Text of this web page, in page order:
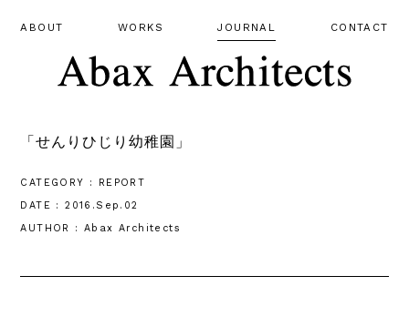
ABOUT WORKS JOURNAL CONTACT
「せんりひじり幼稚園」
CATEGORY : REPORT
DATE : 2016.Sep.02
AUTHOR : Abax Architects